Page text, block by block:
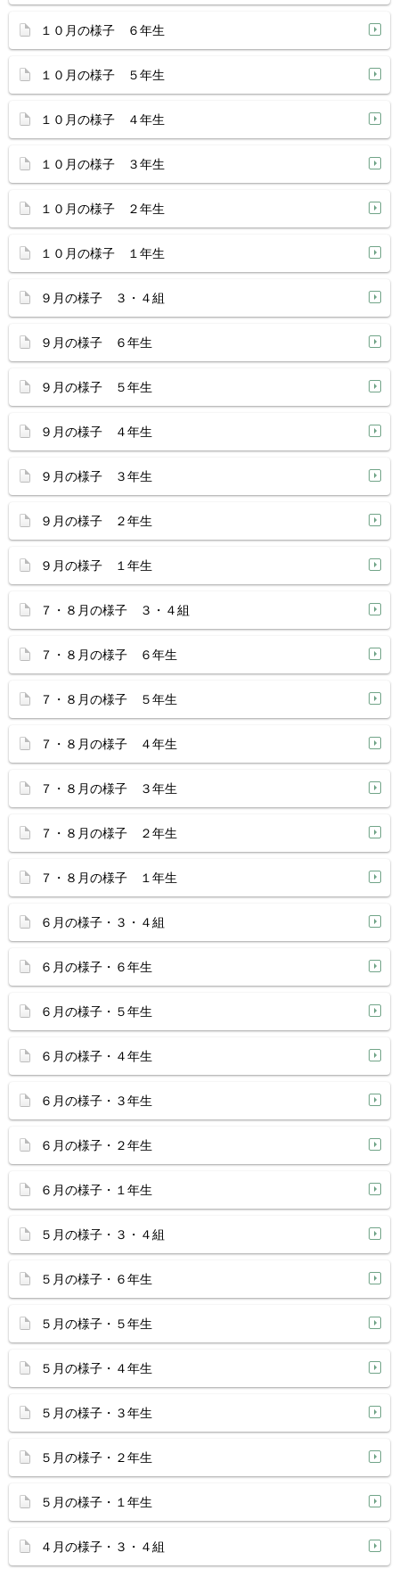
１０月の様子 ６年生
１０月の様子 ５年生
１０月の様子 ４年生
１０月の様子 ３年生
１０月の様子 ２年生
１０月の様子 １年生
９月の様子 ３・４組
９月の様子 ６年生
９月の様子 ５年生
９月の様子 ４年生
９月の様子 ３年生
９月の様子 ２年生
９月の様子 １年生
７・８月の様子 ３・４組
７・８月の様子 ６年生
７・８月の様子 ５年生
７・８月の様子 ４年生
７・８月の様子 ３年生
７・８月の様子 ２年生
７・８月の様子 １年生
６月の様子・３・４組
６月の様子・６年生
６月の様子・５年生
６月の様子・４年生
６月の様子・３年生
６月の様子・２年生
６月の様子・１年生
５月の様子・３・４組
５月の様子・６年生
５月の様子・５年生
５月の様子・４年生
５月の様子・３年生
５月の様子・２年生
５月の様子・１年生
４月の様子・３・４組